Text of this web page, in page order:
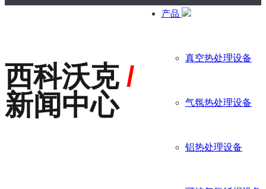
产品
真空热处理设备
气氛热处理设备
铝热处理设备
西科沃克 /
新闻中心